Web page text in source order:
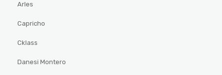
Arles
Capricho
Cklass
Danesi Montero